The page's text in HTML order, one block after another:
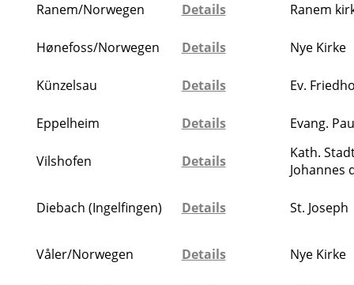
Ranem/Norwegen Details Ranem
Hønefoss/Norwegen Details Nye Kirke
Künzelsau Details Ev.
Eppelheim Details Evang.
Vilshofen Details
Kath.
Johannes
Diebach (Ingelfingen) Details St. Joseph
Våler/Norwegen Details Nye Kirke